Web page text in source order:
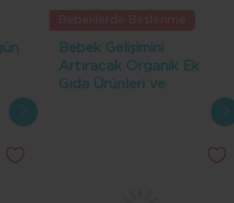
Bebek Gelişimini
Artıracak Organik Ek
Gıda Ürünleri ve